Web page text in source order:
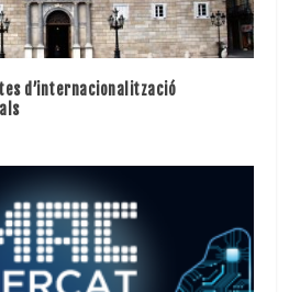
d’internacionalització